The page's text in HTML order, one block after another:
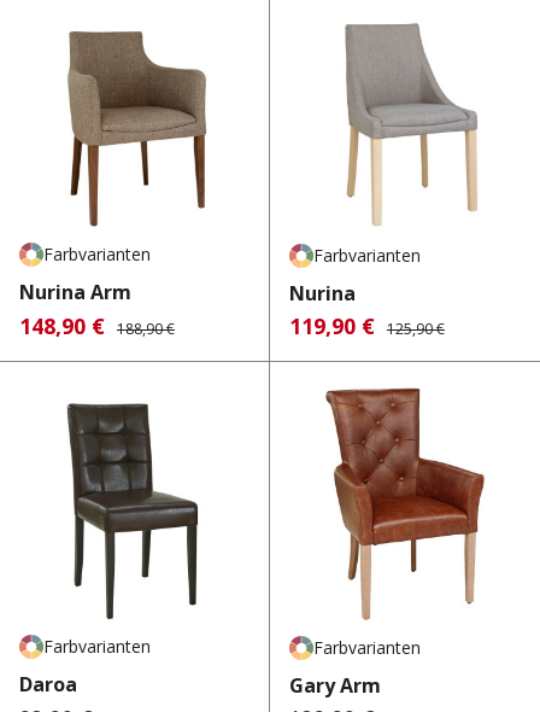
Farbvarianten
Nurina Arm
Verkaufspreis:
148,90 € Regulärer Preis:
188,90 €
Farbvarianten
Nurina
Verkaufspreis:
119,90 € Regulärer Preis:
125,90 €
Farbvarianten
Daroa
Farbvarianten
Gary Arm